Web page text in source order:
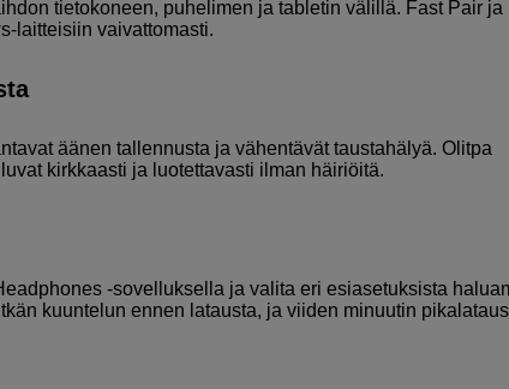
tietokoneen, puhelimen ja tabletin välillä. Fast Pair ja
laitteisiin vaivattomasti.
äänen tallennusta ja vähentävät taustahälyä. Olitpa
kirkkaasti ja luotettavasti ilman häiriöitä.
-sovelluksella ja valita eri esiasetuksista
kuuntelun ennen latausta, ja viiden minuutin pikalataus